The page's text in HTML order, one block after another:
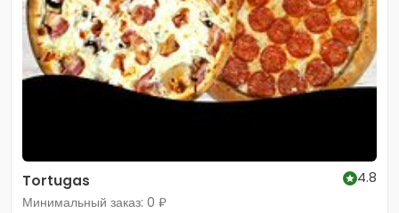
Tortugas
4.8
Минимальный заказ: 0 ₽